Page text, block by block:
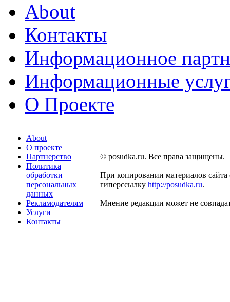
About
Контакты
Информационное
Информационные
О Проекте
About
О проекте
Партнерство
Политика
обработки
персональных
данных
Рекламодателям
Услуги
Контакты
© posudka.ru. Все права защищены.
При копировании материалов сайта
гиперссылку http://posudka.ru.
Мнение редакции может не